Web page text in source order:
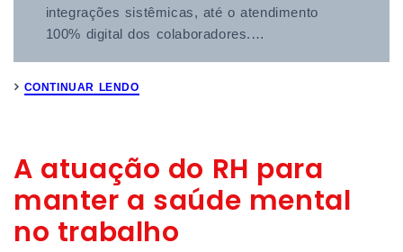
integrações sistêmicas, até o atendimento
100% digital dos colaboradores.…
CONTINUAR LENDO
A atuação do RH para
manter a saúde mental
no trabalho